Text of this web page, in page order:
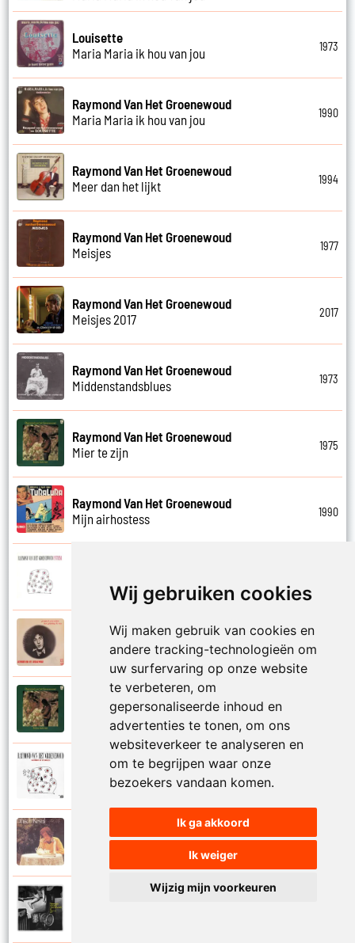
Wij gebruiken cookies
Wij maken gebruik van cookies en
andere tracking-technologieën om
uw surfervaring op onze website
te verbeteren, om
gepersonaliseerde inhoud en
advertenties te tonen, om ons
websiteverkeer te analyseren en
om te begrijpen waar onze
bezoekers vandaan komen.
Ik ga akkoord
Ik weiger
Wijzig mijn voorkeuren
Louisette
Maria Maria ik hou van jou
1973
Raymond Van Het Groenewoud
Maria Maria ik hou van jou
1990
Raymond Van Het Groenewoud
Meer dan het lijkt
1994
Raymond Van Het Groenewoud
Meisjes
1977
Raymond Van Het Groenewoud
Meisjes 2017
2017
Raymond Van Het Groenewoud
Middenstandsblues
1973
Raymond Van Het Groenewoud
Mier te zijn
1975
Raymond Van Het Groenewoud
Mijn airhostess
1990
Mijn leven lang
Raymond Van Het Groenewoud
Mijn lieve schatje
Raymond Van Het Groenewoud
Mijn schoolgaande jeugd
Raymond Van Het Groenewoud
Mijnheer de postbode
Raymond Van Het Groenewoud